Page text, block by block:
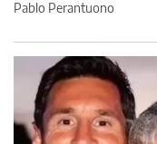
Pablo Perantuono